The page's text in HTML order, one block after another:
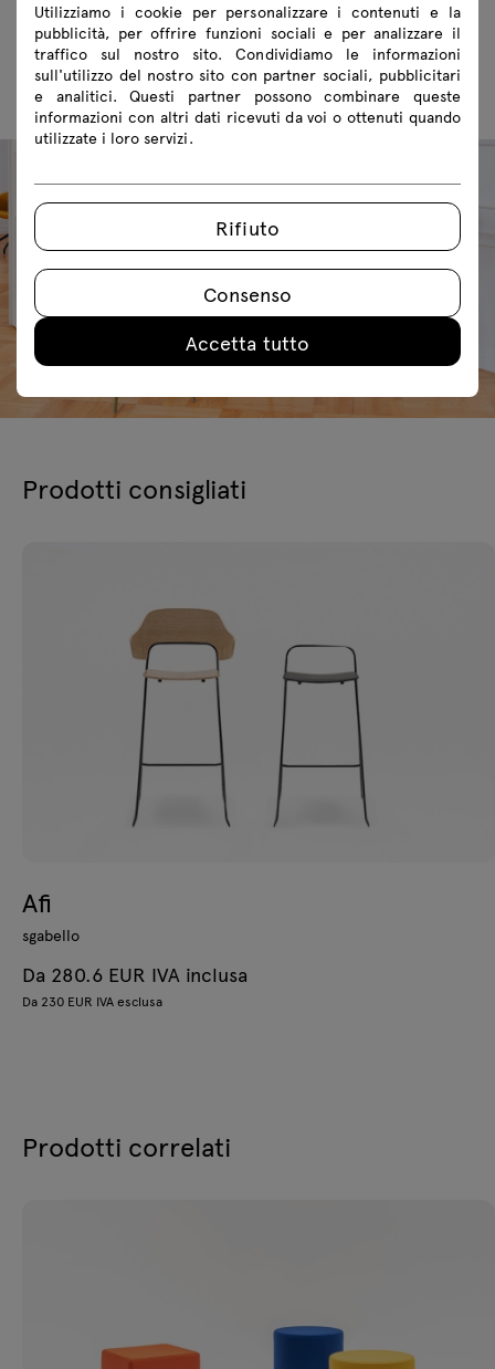
Prodotti consigliati
Afi
sgabello
Da 280.6 EUR IVA inclusa
Da 230 EUR IVA esclusa
Prodotti correlati
Utilizziamo i cookie per personalizzare i contenuti e la
pubblicità, per offrire funzioni sociali e per analizzare il
traffico sul nostro sito. Condividiamo le informazioni
sull'utilizzo del nostro sito con partner sociali, pubblicitari
e analitici. Questi partner possono combinare queste
informazioni con altri dati ricevuti da voi o ottenuti quando
utilizzate i loro servizi.
Rifiuto
Consenso
Accetta tutto